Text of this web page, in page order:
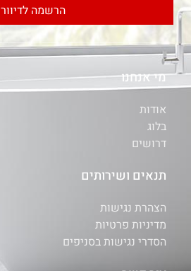
הרשמה לדיוור
מי אנחנו
אודות
בלוג
דרושים
תנאים ושירותים
הצהרת נגישות
מדיניות פרטיות
הסדרי נגישות בסניפים